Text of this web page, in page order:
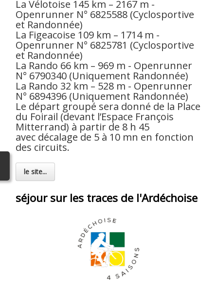
La Vélotoise 145 km – 2167 m -
Openrunner N° 6825588 (Cyclosportive
et Randonnée)
La Figeacoise 109 km – 1714 m -
Openrunner N° 6825781 (Cyclosportive
et Randonnée)
La Rando 66 km – 969 m - Openrunner
N° 6790340 (Uniquement Randonnée)
La Rando 32 km – 528 m - Openrunner
N° 6894396 (Uniquement Randonnée)
Le départ groupé sera donné de la Place
du Foirail (devant l’Espace François
Mitterrand) à partir de 8 h 45
avec décalage de 5 à 10 mn en fonction
des circuits.
le site...
séjour sur les traces de l'Ardéchoise